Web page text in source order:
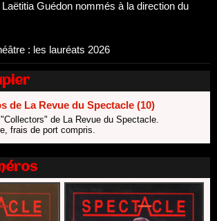
: les lauréats 2026
Écrire pour le cirque, les lauréats 2026 !
SACD 2026
Fonds Grandes Formes Théâtre 2026
Garraud et Olivier Saccomano à la
de Gennevilliers - CDN
Auteurs d'espaces : les lauréats 2026
de La Revue du Spectacle (10)
de La Revue du Spectacle.
frais de port compris.